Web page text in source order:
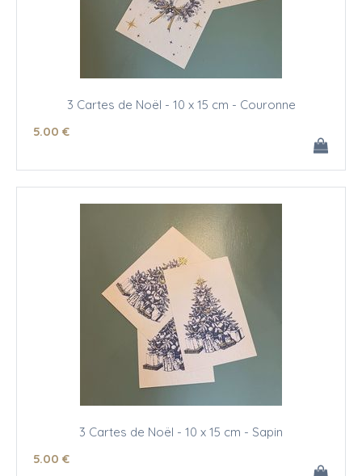
3 Cartes de Noël - 10 x 15 cm - Couronne
5.00 €
3 Cartes de Noël - 10 x 15 cm - Sapin
5.00 €